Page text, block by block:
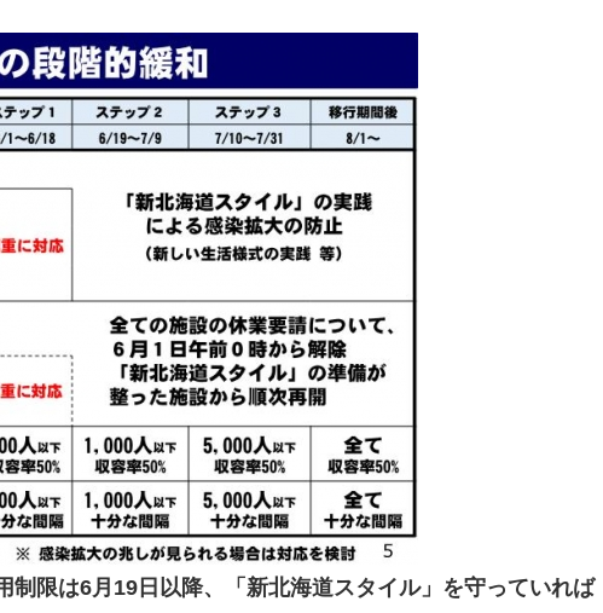
制限は6月19日以降、「新北海道スタイル」を守っていれば